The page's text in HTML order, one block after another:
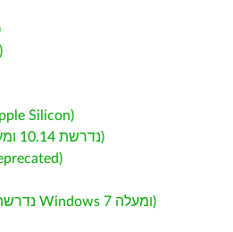
Silicon)
macOS x86_64 (נדרשת 10.14 ומעלה)
Windows x86_64 (נדרשת Windows 7 ומעלה)